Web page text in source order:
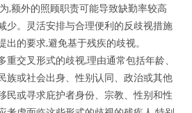
,额外的照顾职责可能导致缺勤率较高
少。灵活安排与合理便利的反歧视措施
的要求,避免基于残疾的歧视。
重交叉形式的歧视,理由通常包括年龄、
族或社会出身、性别认同、政治或其他
民或寻求庇护者身份、宗教、性别和性